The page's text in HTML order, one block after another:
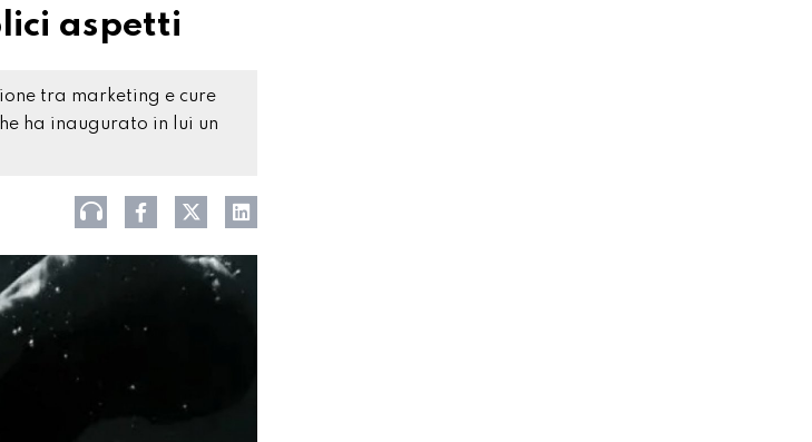
aspetti
tra marketing e cure
ha inaugurato in lui un